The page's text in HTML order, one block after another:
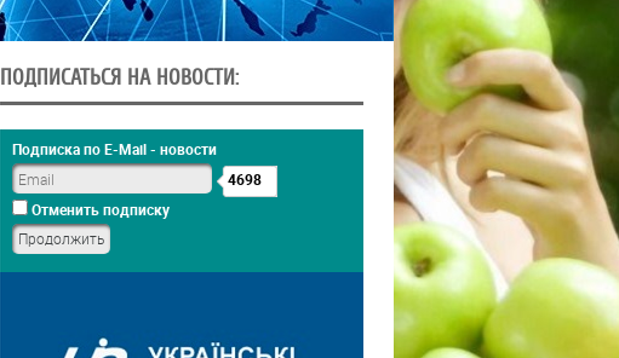
ПОДПИСАТЬСЯ НА НОВОСТИ:
Подписка по E-Mail - новости
4698
Отменить подписку